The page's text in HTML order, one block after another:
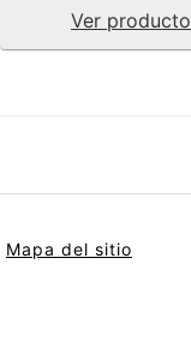
Ver producto
Mapa del sitio